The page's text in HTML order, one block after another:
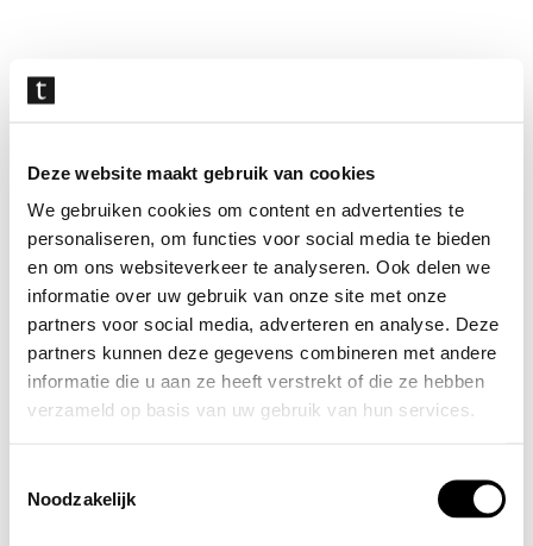
Deze website maakt gebruik van cookies
We gebruiken cookies om content en advertenties te
personaliseren, om functies voor social media te bieden
en om ons websiteverkeer te analyseren. Ook delen we
informatie over uw gebruik van onze site met onze
partners voor social media, adverteren en analyse. Deze
partners kunnen deze gegevens combineren met andere
informatie die u aan ze heeft verstrekt of die ze hebben
verzameld op basis van uw gebruik van hun services.
Noodzakelijk
overslaan